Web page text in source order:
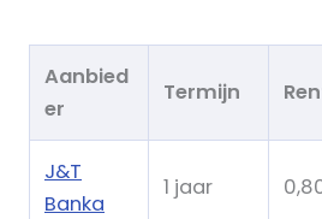
Aanbied
er
Termijn
J&T
Banka
1 jaar